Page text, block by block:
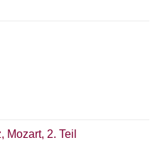
Mozart, 2. Teil